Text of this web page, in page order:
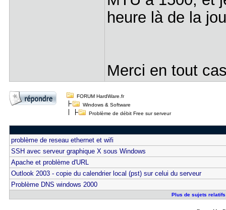
heure là de la
Merci en tout
FORUM HardWare.fr
Windows & Software
Problème de débit Free sur serveur
problème de reseau ethernet et wifi
SSH avec serveur graphique X sous Windows
Apache et problème d'URL
Outlook 2003 - copie du calendrier local (pst) sur celui du serveur
Problème DNS windows 2000
Plus de sujets